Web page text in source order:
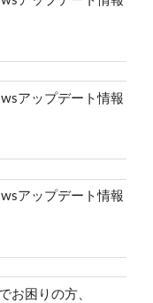
アップデート情報
アップデート情報
お困りの方、